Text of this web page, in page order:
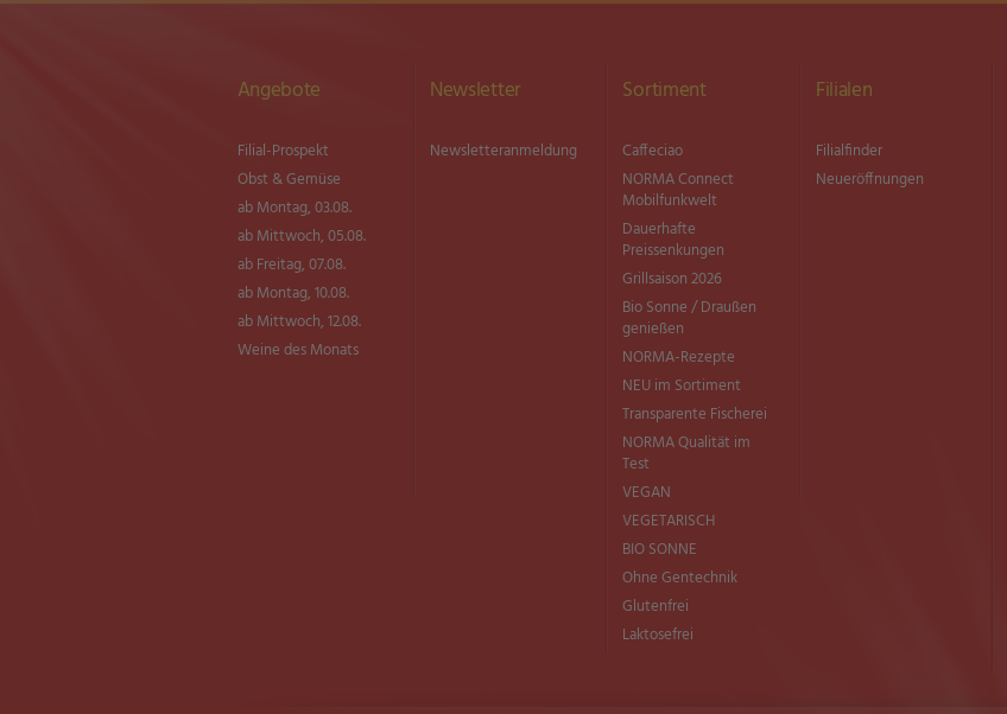
Angebote
Filial-Prospekt
Obst & Gemüse
ab Montag, 03.08.
ab Mittwoch, 05.08.
ab Freitag, 07.08.
ab Montag, 10.08.
ab Mittwoch, 12.08.
Weine des Monats
Newsletter
Newsletter­anmeldung
Sortiment
Caffeciao
NORMA Connect
Mobilfunkwelt
Dauerhafte
Preissenkungen
Grillsaison 2026
Bio Sonne / Draußen
genießen
NORMA-Rezepte
NEU im Sortiment
Transparente Fischerei
NORMA Qualität im
Test
VEGAN
VEGETARISCH
BIO SONNE
Ohne Gentechnik
Glutenfrei
Laktosefrei
Filialen
Filialfinder
Neueröffnungen